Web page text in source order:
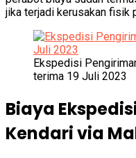
jika terjadi kerusakan fisik
Ekspedisi
terima 19 Juli 2023
Biaya
Kendari via